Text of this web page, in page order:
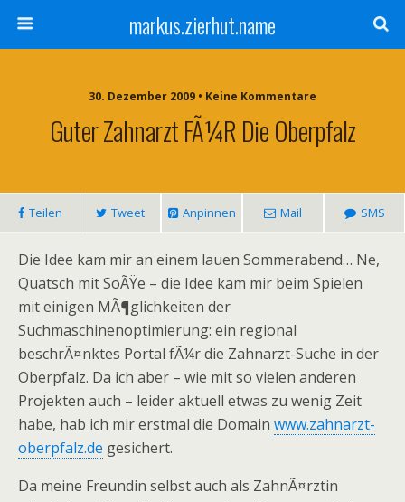
markus.zierhut.name
30. Dezember 2009 • Keine Kommentare
Guter Zahnarzt FÃ¼r Die Oberpfalz
Teilen Tweet Anpinnen Mail SMS
Die Idee kam mir an einem lauen Sommerabend… Ne,
Quatsch mit SoÃŸe – die Idee kam mir beim Spielen
mit einigen MÃ¶glichkeiten der
Suchmaschinenoptimierung: ein regional
beschrÃ¤nktes Portal fÃ¼r die Zahnarzt-Suche in der
Oberpfalz. Da ich aber – wie mit so vielen anderen
Projekten auch – leider aktuell etwas zu wenig Zeit
habe, hab ich mir erstmal die Domain www.zahnarzt-
oberpfalz.de gesichert.
Da meine Freundin selbst auch als ZahnÃ¤rztin